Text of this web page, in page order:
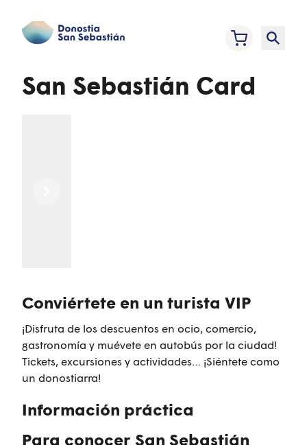
San Sebastián Card
Conviértete en un turista VIP
¡Disfruta de los descuentos en ocio, comercio,
gastronomía y muévete en autobús por la ciudad!
Tickets, excursiones y actividades… ¡Siéntete como
un donostiarra!
Información práctica
Para conocer San Sebastián